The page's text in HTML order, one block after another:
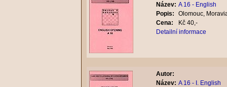
Název: A 16 - English
Popis:
Olomouc,
Cena:
Kč 40,-
Detailní informace
Autor:
Název: A 16 - I. English